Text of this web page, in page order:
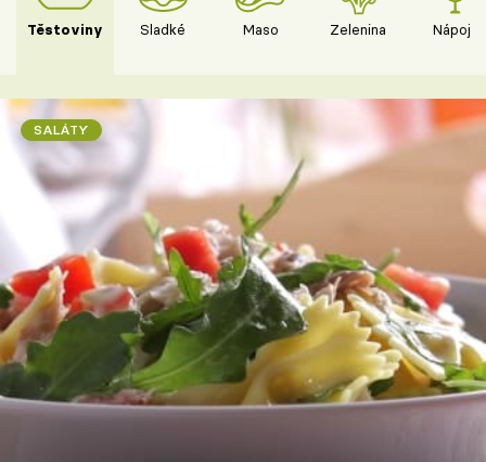
Těstoviny Sladké Maso Zelenina Nápoje
SALÁTY